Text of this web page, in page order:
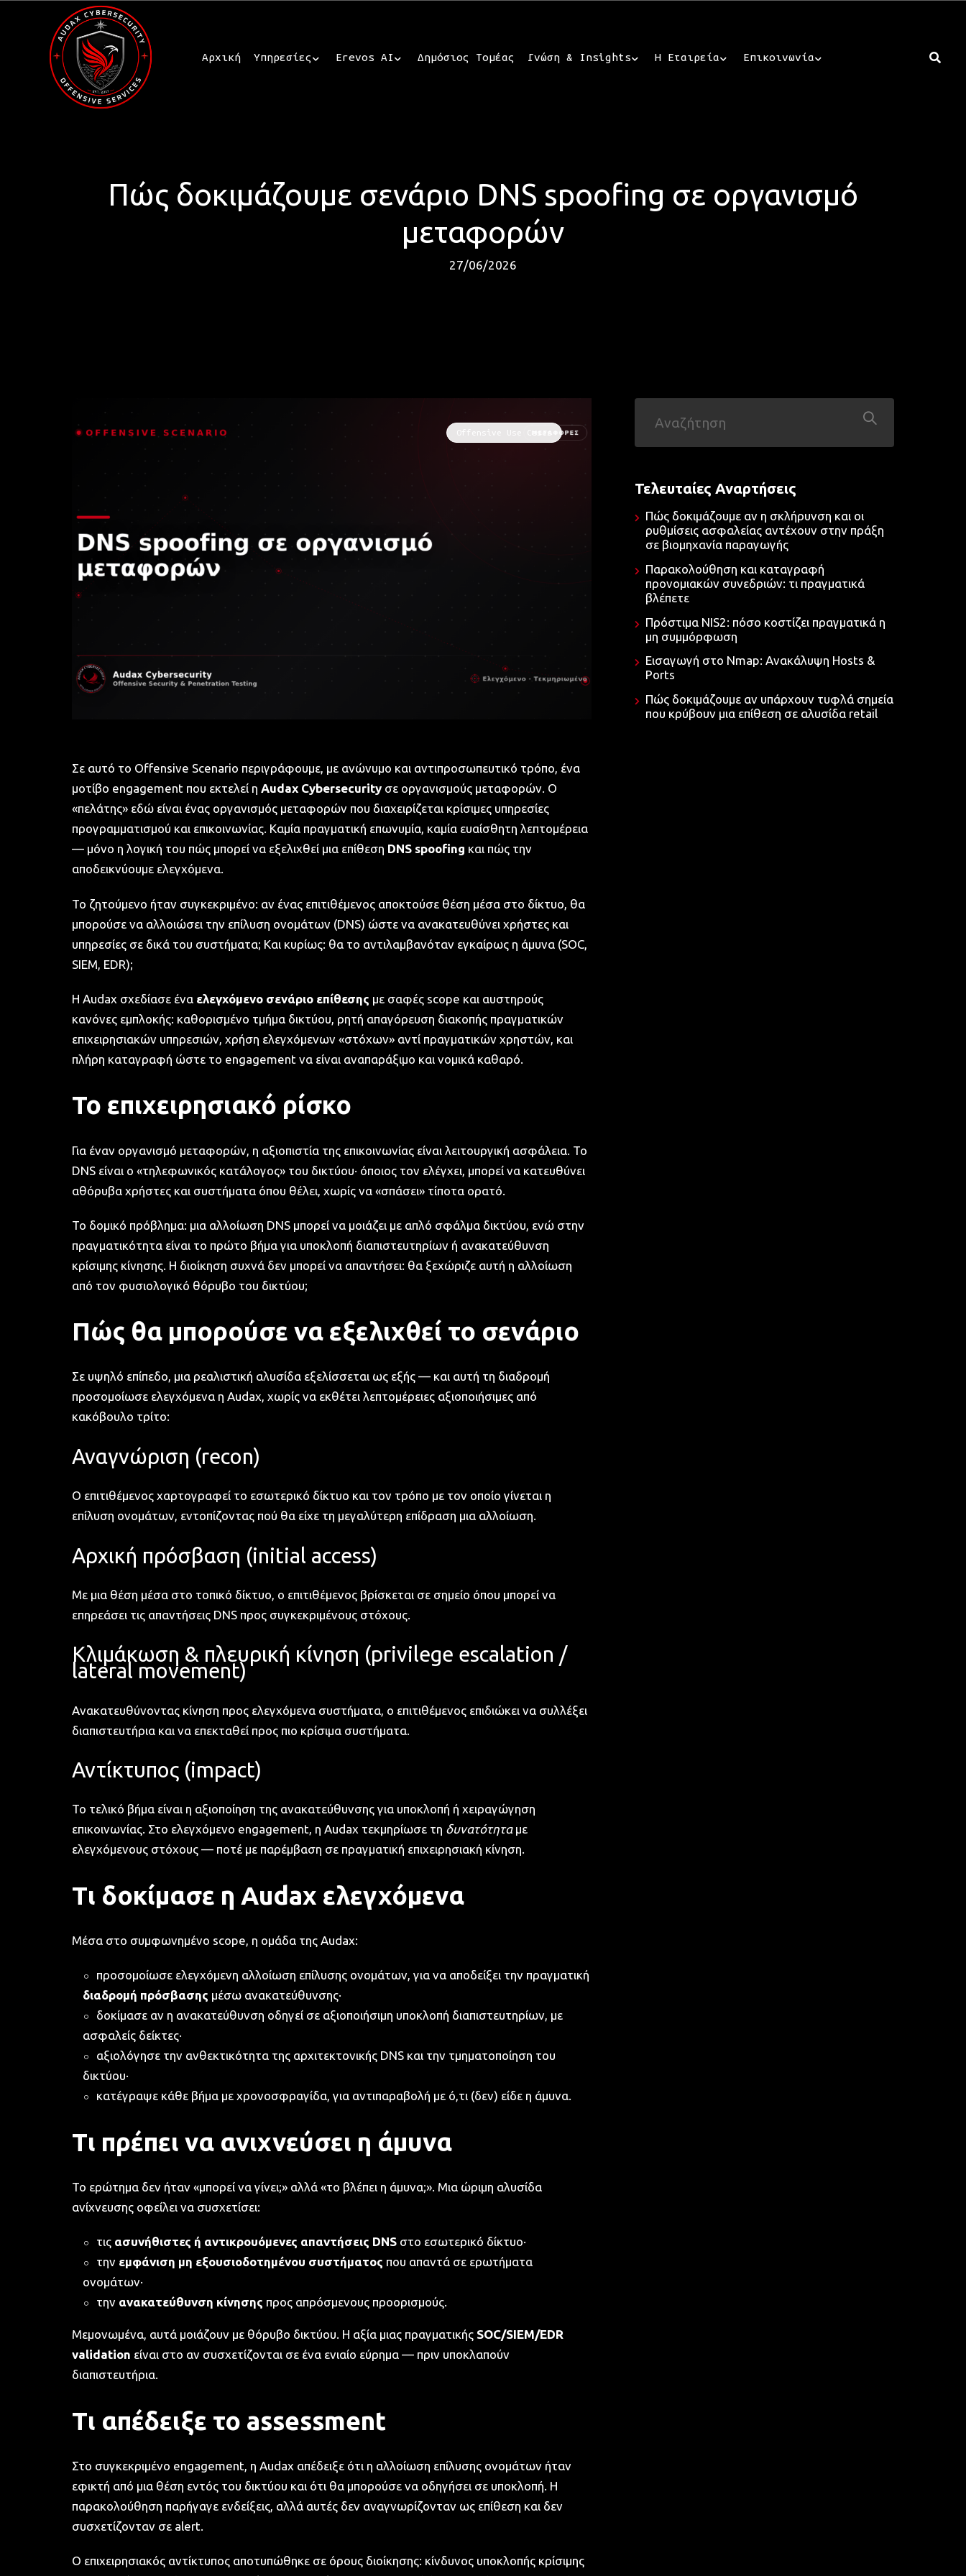
Αρχική Υπηρεσίες Erevos AI Δημόσιος Τομέας Γνώση & Insights Η Εταιρεία Επικοινωνία
Πώς δοκιμάζουμε σενάριο DNS spoofing σε οργανισμό
μεταφορών
27/06/2026
Offensive Use Cases
Σε αυτό το Offensive Scenario περιγράφουμε, με ανώνυμο και αντιπροσωπευτικό τρόπο, ένα
μοτίβο engagement που εκτελεί η Audax Cybersecurity σε οργανισμούς μεταφορών. Ο
«πελάτης» εδώ είναι ένας οργανισμός μεταφορών που διαχειρίζεται κρίσιμες υπηρεσίες
προγραμματισμού και επικοινωνίας. Καμία πραγματική επωνυμία, καμία ευαίσθητη λεπτομέρεια
— μόνο η λογική του πώς μπορεί να εξελιχθεί μια επίθεση DNS spoofing και πώς την
αποδεικνύουμε ελεγχόμενα.
Το ζητούμενο ήταν συγκεκριμένο: αν ένας επιτιθέμενος αποκτούσε θέση μέσα στο δίκτυο, θα
μπορούσε να αλλοιώσει την επίλυση ονομάτων (DNS) ώστε να ανακατευθύνει χρήστες και
υπηρεσίες σε δικά του συστήματα; Και κυρίως: θα το αντιλαμβανόταν εγκαίρως η άμυνα (SOC,
SIEM, EDR);
Η Audax σχεδίασε ένα ελεγχόμενο σενάριο επίθεσης με σαφές scope και αυστηρούς
κανόνες εμπλοκής: καθορισμένο τμήμα δικτύου, ρητή απαγόρευση διακοπής πραγματικών
επιχειρησιακών υπηρεσιών, χρήση ελεγχόμενων «στόχων» αντί πραγματικών χρηστών, και
πλήρη καταγραφή ώστε το engagement να είναι αναπαράξιμο και νομικά καθαρό.
Το επιχειρησιακό ρίσκο
Για έναν οργανισμό μεταφορών, η αξιοπιστία της επικοινωνίας είναι λειτουργική ασφάλεια. Το
DNS είναι ο «τηλεφωνικός κατάλογος» του δικτύου· όποιος τον ελέγχει, μπορεί να κατευθύνει
αθόρυβα χρήστες και συστήματα όπου θέλει, χωρίς να «σπάσει» τίποτα ορατό.
Το δομικό πρόβλημα: μια αλλοίωση DNS μπορεί να μοιάζει με απλό σφάλμα δικτύου, ενώ στην
πραγματικότητα είναι το πρώτο βήμα για υποκλοπή διαπιστευτηρίων ή ανακατεύθυνση
κρίσιμης κίνησης. Η διοίκηση συχνά δεν μπορεί να απαντήσει: θα ξεχώριζε αυτή η αλλοίωση
από τον φυσιολογικό θόρυβο του δικτύου;
Πώς θα μπορούσε να εξελιχθεί το σενάριο
Σε υψηλό επίπεδο, μια ρεαλιστική αλυσίδα εξελίσσεται ως εξής — και αυτή τη διαδρομή
προσομοίωσε ελεγχόμενα η Audax, χωρίς να εκθέτει λεπτομέρειες αξιοποιήσιμες από
κακόβουλο τρίτο:
Αναγνώριση (recon)
Ο επιτιθέμενος χαρτογραφεί το εσωτερικό δίκτυο και τον τρόπο με τον οποίο γίνεται η
επίλυση ονομάτων, εντοπίζοντας πού θα είχε τη μεγαλύτερη επίδραση μια αλλοίωση.
Αρχική πρόσβαση (initial access)
Με μια θέση μέσα στο τοπικό δίκτυο, ο επιτιθέμενος βρίσκεται σε σημείο όπου μπορεί να
επηρεάσει τις απαντήσεις DNS προς συγκεκριμένους στόχους.
Κλιμάκωση & πλευρική κίνηση (privilege escalation /
lateral movement)
Ανακατευθύνοντας κίνηση προς ελεγχόμενα συστήματα, ο επιτιθέμενος επιδιώκει να συλλέξει
διαπιστευτήρια και να επεκταθεί προς πιο κρίσιμα συστήματα.
Αντίκτυπος (impact)
Το τελικό βήμα είναι η αξιοποίηση της ανακατεύθυνσης για υποκλοπή ή χειραγώγηση
επικοινωνίας. Στο ελεγχόμενο engagement, η Audax τεκμηρίωσε τη δυνατότηταμε
ελεγχόμενους στόχους — ποτέ με παρέμβαση σε πραγματική επιχειρησιακή κίνηση.
Τι δοκίμασε η Audax ελεγχόμενα
Μέσα στο συμφωνημένο scope, η ομάδα της Audax:
προσομοίωσε ελεγχόμενη αλλοίωση επίλυσης ονομάτων, για να αποδείξει την πραγματική
διαδρομή πρόσβασης μέσω ανακατεύθυνσης·
δοκίμασε αν η ανακατεύθυνση οδηγεί σε αξιοποιήσιμη υποκλοπή διαπιστευτηρίων, με
ασφαλείς δείκτες·
αξιολόγησε την ανθεκτικότητα της αρχιτεκτονικής DNS και την τμηματοποίηση του
δικτύου·
κατέγραψε κάθε βήμα με χρονοσφραγίδα, για αντιπαραβολή με ό,τι (δεν) είδε η άμυνα.
Τι πρέπει να ανιχνεύσει η άμυνα
Το ερώτημα δεν ήταν «μπορεί να γίνει;» αλλά «το βλέπει η άμυνα;». Μια ώριμη αλυσίδα
ανίχνευσης οφείλει να συσχετίσει:
τις ασυνήθιστες ή αντικρουόμενες απαντήσεις DNS στο εσωτερικό δίκτυο·
την εμφάνιση μη εξουσιοδοτημένου συστήματος που απαντά σε ερωτήματα
ονομάτων·
την ανακατεύθυνση κίνησης προς απρόσμενους προορισμούς.
Μεμονωμένα, αυτά μοιάζουν με θόρυβο δικτύου. Η αξία μιας πραγματικής SOC/SIEM/EDR
validation είναι στο αν συσχετίζονται σε ένα ενιαίο εύρημα — πριν υποκλαπούν
διαπιστευτήρια.
Τι απέδειξε το assessment
Στο συγκεκριμένο engagement, η Audax απέδειξε ότι η αλλοίωση επίλυσης ονομάτων ήταν
εφικτή από μια θέση εντός του δικτύου και ότι θα μπορούσε να οδηγήσει σε υποκλοπή. Η
παρακολούθηση παρήγαγε ενδείξεις, αλλά αυτές δεν αναγνωρίζονταν ως επίθεση και δεν
συσχετίζονταν σε alert.
Ο επιχειρησιακός αντίκτυπος αποτυπώθηκε σε όρους διοίκησης: κίνδυνος υποκλοπής κρίσιμης
Τελευταίες Αναρτήσεις
Πώς δοκιμάζουμε αν η σκλήρυνση και οι
ρυθμίσεις ασφαλείας αντέχουν στην πράξη
σε βιομηχανία παραγωγής
Παρακολούθηση και καταγραφή
προνομιακών συνεδριών: τι πραγματικά
βλέπετε
Πρόστιμα NIS2: πόσο κοστίζει πραγματικά η
μη συμμόρφωση
Εισαγωγή στο Nmap: Ανακάλυψη Hosts &
Ports
Πώς δοκιμάζουμε αν υπάρχουν τυφλά σημεία
που κρύβουν μια επίθεση σε αλυσίδα retail